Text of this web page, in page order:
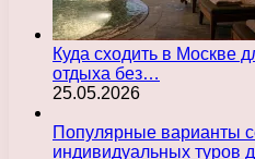
Куда сходить в Москве
отдыха без…
25.05.2026
Популярные варианты
индивидуальных туров